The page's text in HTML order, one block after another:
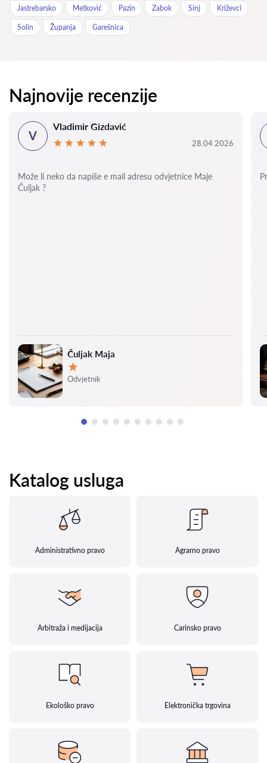
Jastrebarsko Metković Pazin Zabok Sinj Križevci
Solin Županja Garešnica
Najnovije recenzije
Čuljak Maja
Ocjena:
Odvjetnik
V
Vladimir Gizdavić
28.04.2026
Može li neko da napiše e mail adresu odvjetnice Maje
Čuljak ?
Katalog usluga
Administrativno pravo Agrarno pravo
Arbitraža i medijacija Carinsko pravo
Ekološko pravo Elektronička trgovina